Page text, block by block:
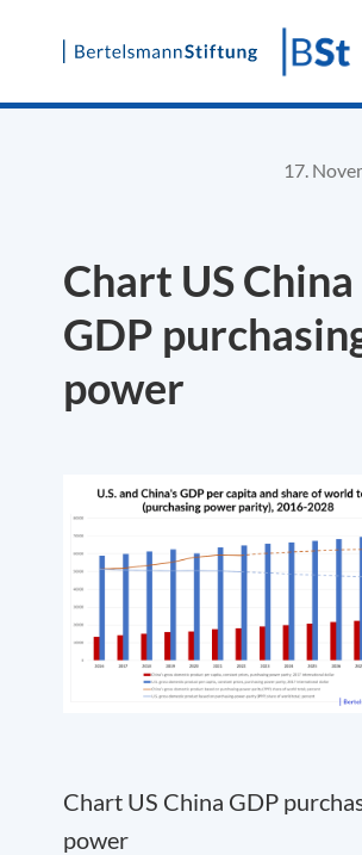
Skip
17.
Chart US China
GDP
power
Chart US China GDP
power